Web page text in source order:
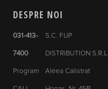
DESPRE NOI
031-413-
7400
Program
S.C. FUP
DISTRIBUTION S.R.L
Aleea Calistrat